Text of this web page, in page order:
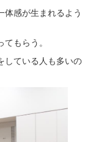
体感が生まれるよう
もらう。
している人も多いの